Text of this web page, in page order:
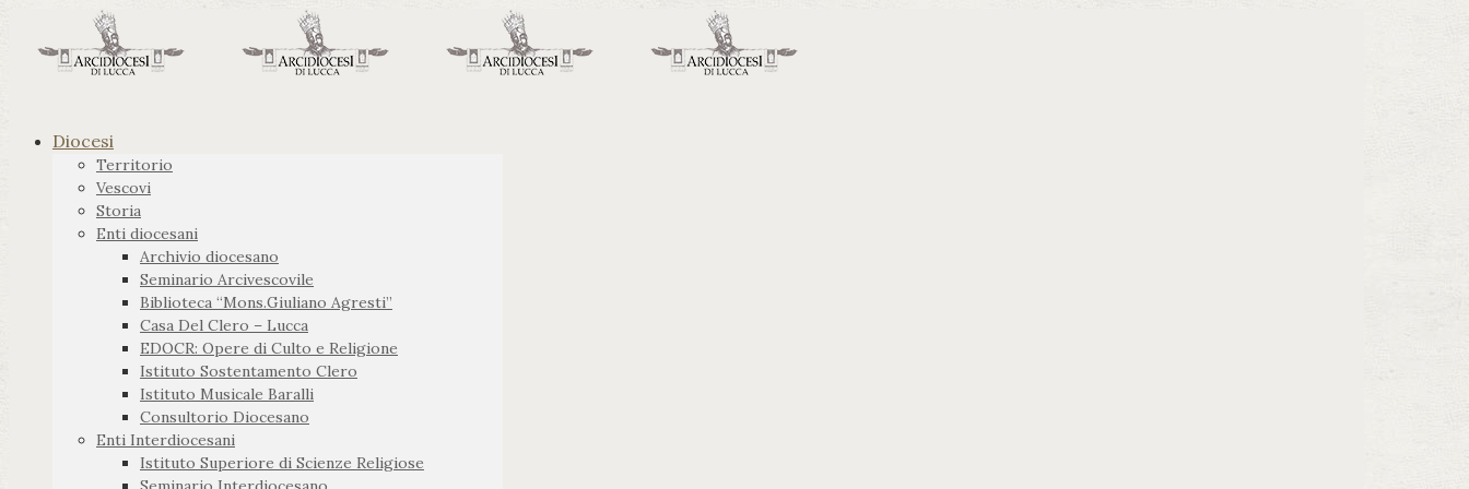
Diocesi
Territorio
Vescovi
Storia
Enti diocesani
Archivio diocesano
Seminario Arcivescovile
Biblioteca “Mons.Giuliano Agresti”
Casa Del Clero – Lucca
EDOCR: Opere di Culto e Religione
Istituto Sostentamento Clero
Istituto Musicale Baralli
Consultorio Diocesano
Enti Interdiocesani
Istituto Superiore di Scienze Religiose